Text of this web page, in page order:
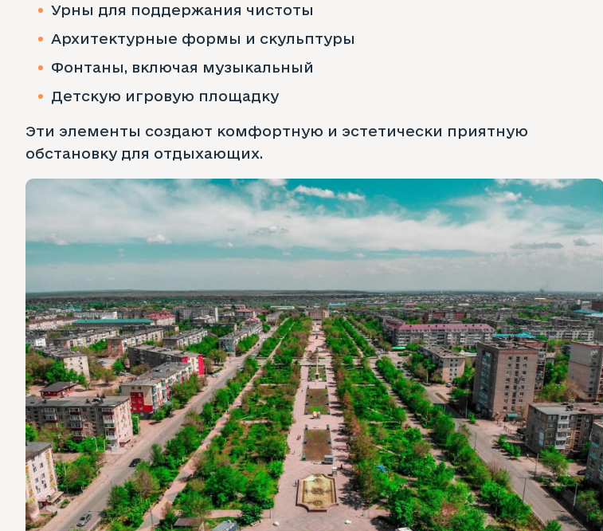
Урны для поддержания чистоты
Архитектурные формы и скульптуры
Фонтаны, включая музыкальный
Детскую игровую площадку
Эти элементы создают комфортную и эстетически приятную
обстановку для отдыхающих.